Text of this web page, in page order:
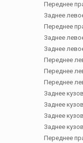
Переднее
Заднее
Переднее
Заднее
Заднее
Переднее
Переднее
Переднее
Заднее
Заднее
Заднее
Заднее
Переднее